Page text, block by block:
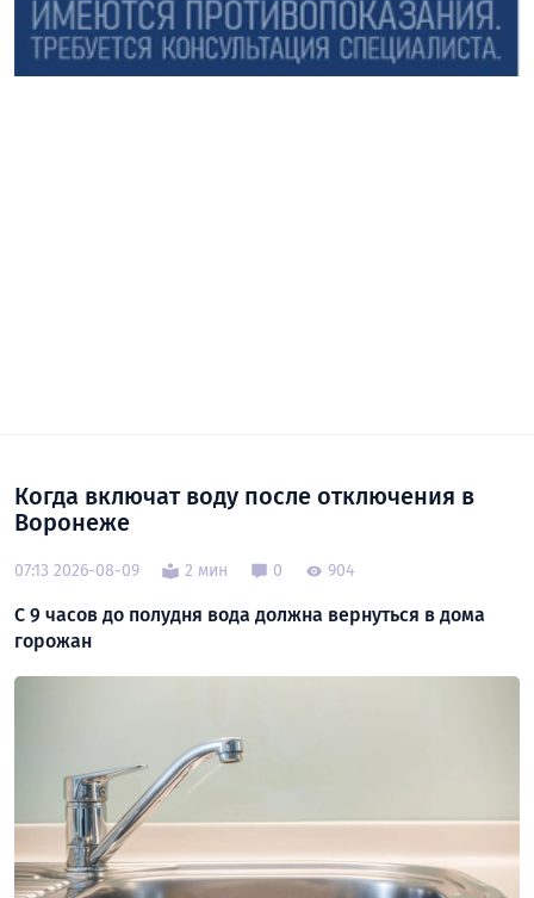
Когда включат воду после отключения в
Воронеже
07:13 2026-08-09 2 мин 0 904
С 9 часов до полудня вода должна вернуться в дома
горожан